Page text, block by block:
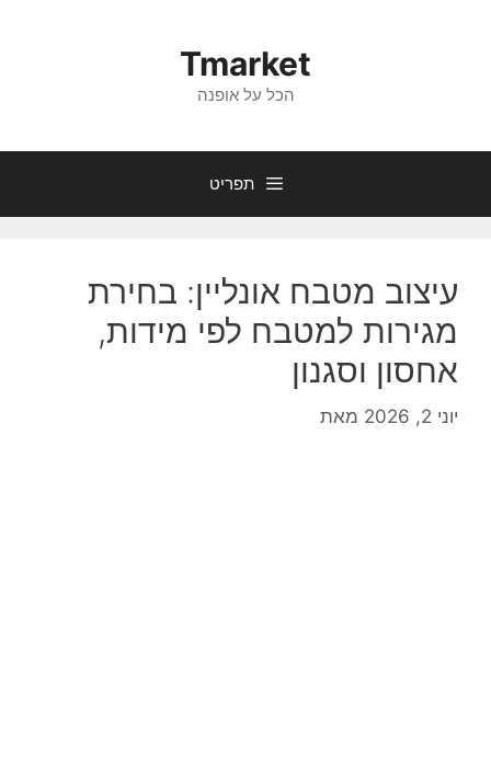
Tmarket
הכל על אופנה
תפריט
עיצוב מטבח אונליין: בחירת
מגירות למטבח לפי מידות,
אחסון וסגנון
יוני 2, 2026 מאת